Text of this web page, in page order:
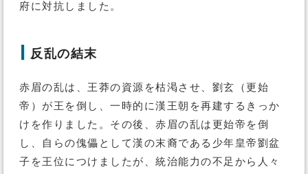
府に対抗しました。
反乱の結末
赤眉の乱は、王莽の資源を枯渇させ、劉玄（更始
帝）が王を倒し、一時的に漢王朝を再建するきっか
けを作りました。その後、赤眉の乱は更始帝を倒
し、自らの傀儡として漢の末裔である少年皇帝劉盆
子を王位につけましたが、統治能力の不足から人々